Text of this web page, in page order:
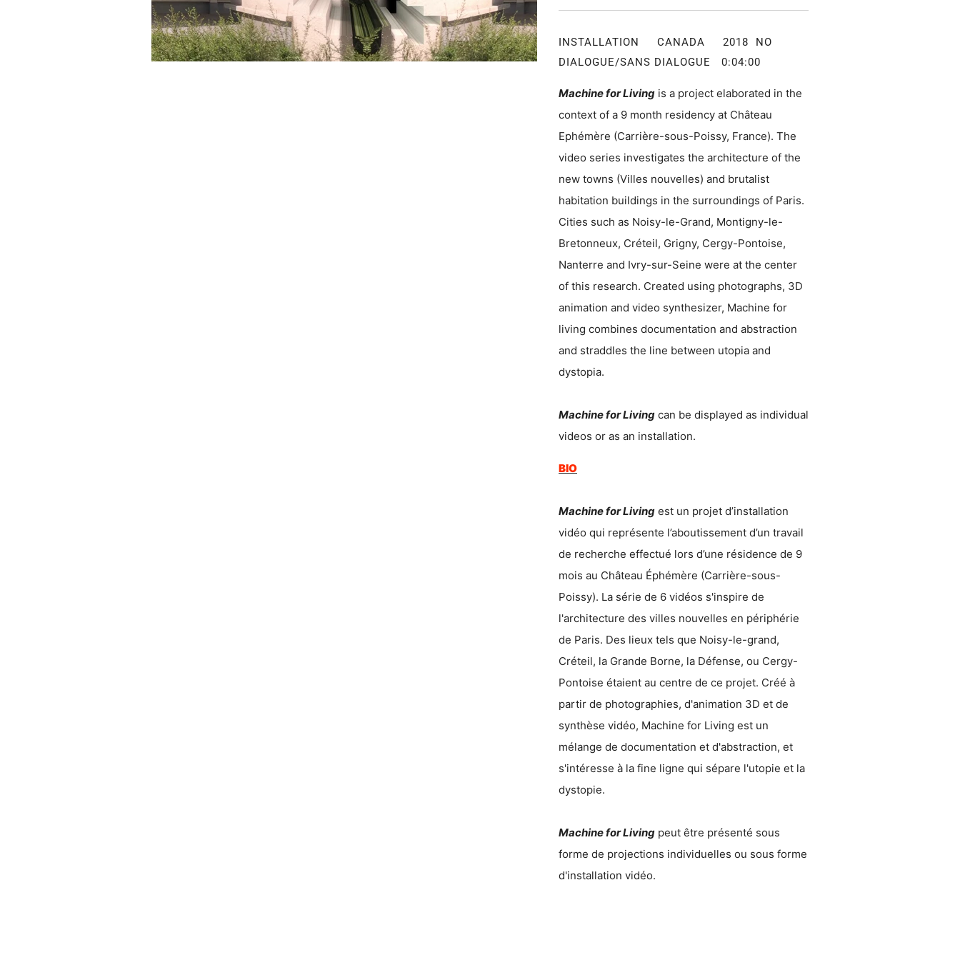
INSTALLATION CANADA 2018 NO
DIALOGUE/SANS DIALOGUE 0:04:00
Machine for Living is a project elaborated in the
context of a 9 month residency at Château
Ephémère (Carrière-sous-Poissy, France). The
video series investigates the architecture of the
new towns (Villes nouvelles) and brutalist
habitation buildings in the surroundings of Paris.
Cities such as Noisy-le-Grand, Montigny-le-
Bretonneux, Créteil, Grigny, Cergy-Pontoise,
Nanterre and Ivry-sur-Seine were at the center
of this research. Created using photographs, 3D
animation and video synthesizer, Machine for
living combines documentation and abstraction
and straddles the line between utopia and
dystopia.
Machine for Living can be displayed as individual
videos or as an installation.
BIO
Machine for Living est un projet d’installation
vidéo qui représente l’aboutissement d’un travail
de recherche effectué lors d’une résidence de 9
mois au Château Éphémère (Carrière-sous-
Poissy). La série de 6 vidéos s'inspire de
l'architecture des villes nouvelles en périphérie
de Paris. Des lieux tels que Noisy-le-grand,
Créteil, la Grande Borne, la Défense, ou Cergy-
Pontoise étaient au centre de ce projet. Créé à
partir de photographies, d'animation 3D et de
synthèse vidéo, Machine for Living est un
mélange de documentation et d'abstraction, et
s'intéresse à la fine ligne qui sépare l'utopie et la
dystopie.
Machine for Living peut être présenté sous
forme de projections individuelles ou sous forme
d'installation vidéo.